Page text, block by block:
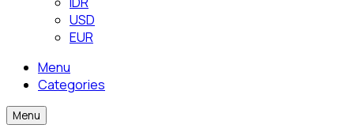
USD
EUR
Menu
Categories
Menu